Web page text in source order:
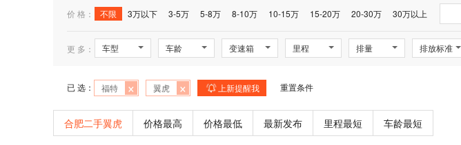
价 格： 不限 3万以下 3-5万 5-8万 8-10万 10-15万 15-20万 20-30万 30万以上
更 多： 车型 车龄 变速箱 里程 排量 排放标准
已 选： 福特 × 翼虎 × 上新提醒我 重置条件
合肥二手翼虎 价格最高 价格最低 最新发布 里程最短 车龄最短